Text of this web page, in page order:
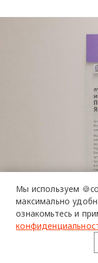
Мы используем
максимально
ознакомьтесь и